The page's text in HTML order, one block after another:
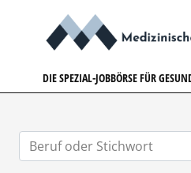
DIE SPEZIAL-JOBBÖRSE FÜR